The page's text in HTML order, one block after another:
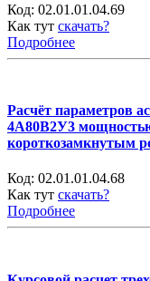
Код: 02.01.01.04.69
Как тут скачать?
Подробнее
Расчёт параметров
4А80В2У3
короткозамкнутым
Код: 02.01.01.04.68
Как тут скачать?
Подробнее